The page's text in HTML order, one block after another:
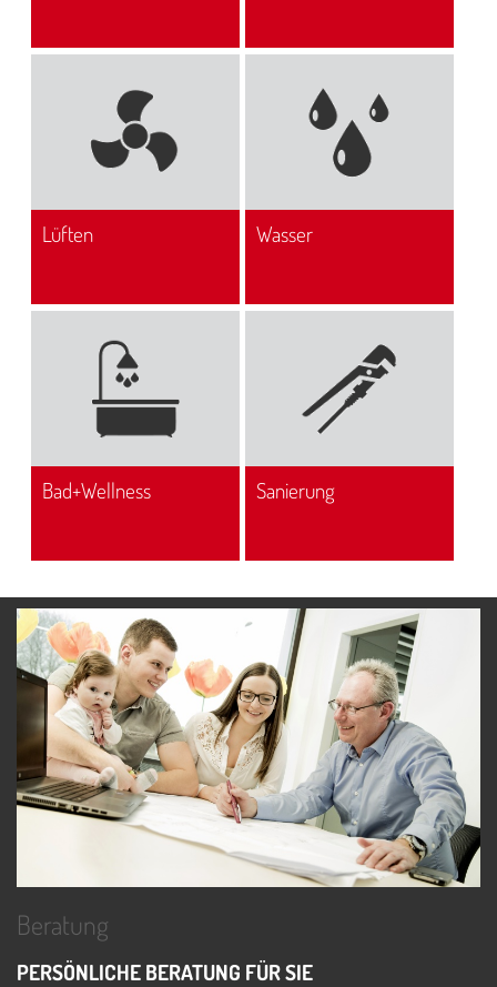
Lüften Wasser
Bad+Wellness Sanierung
Beratung
PERSÖNLICHE BERATUNG FÜR SIE